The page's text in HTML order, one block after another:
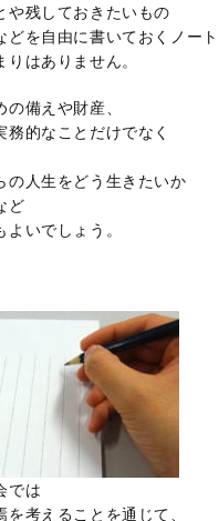
や残しておきたいもの
どを自由に書いておくノー
はありません。
備えや財産、
的なことだけでなく
の人生をどう生きたいか
ど
いでしょう。
では
考えることを通じて、